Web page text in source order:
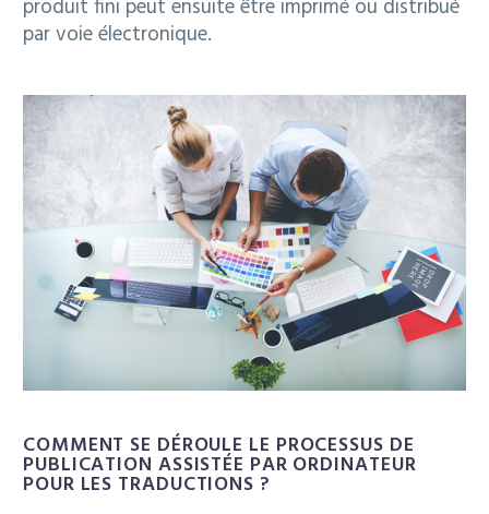
produit fini peut ensuite être imprimé ou distribué
par voie électronique.
COMMENT SE DÉROULE LE PROCESSUS DE
PUBLICATION ASSISTÉE PAR ORDINATEUR
POUR LES TRADUCTIONS ?